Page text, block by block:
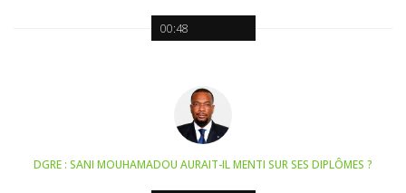
00:48
DGRE : SANI MOUHAMADOU AURAIT-IL MENTI SUR SES DIPLÔMES ?